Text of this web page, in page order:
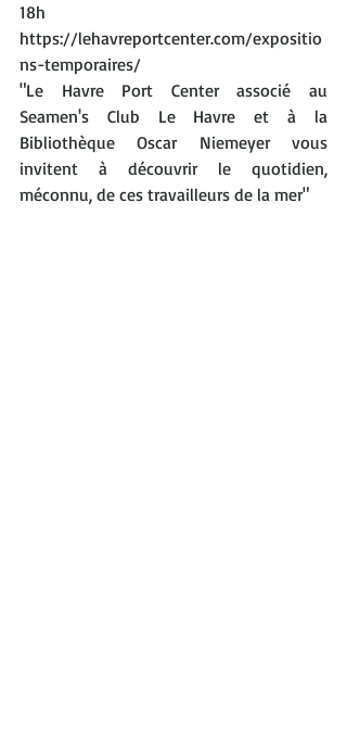
18h
https://lehavreportcenter.com/expositio
ns-temporaires/
"Le Havre Port Center associé au
Bibliothèque Oscar Niemeyer vous
invitent à découvrir le quotidien,
méconnu, de ces travailleurs de la mer"